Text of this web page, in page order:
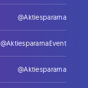
@Aktiespararna
@AktiespararnaEvent
@Aktiespararna